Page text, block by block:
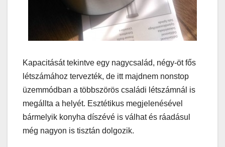
Kapacitását tekintve egy nagycsalád, négy-öt fős
létszámához tervezték, de itt majdnem nonstop
üzemmódban a többszörös családi létszámnál is
megállta a helyét. Esztétikus megjelenésével
bármelyik konyha díszévé is válhat és ráadásul
még nagyon is tisztán dolgozik.